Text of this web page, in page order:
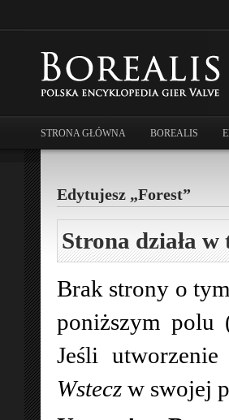
STRONA GŁÓWNA BOREALIS
Edytujesz „Forest”
Strona działa
Brak strony o
poniższym polu
Jeśli
Wstecz w swojej